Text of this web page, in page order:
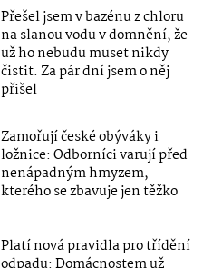
Přešel jsem v bazénu z chloru
na slanou vodu v domnění, že
už ho nebudu muset nikdy
čistit. Za pár dní jsem o něj
přišel
Zamořují české obýváky i
ložnice: Odborníci varují před
nenápadným hmyzem,
kterého se zbavuje jen těžko
Platí nová pravidla pro třídění